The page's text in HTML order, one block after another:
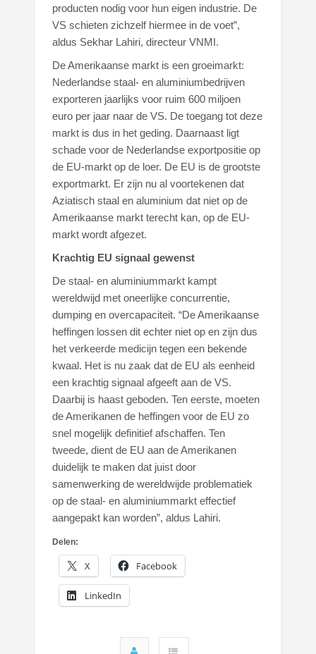
producten nodig voor hun eigen industrie. De
VS schieten zichzelf hiermee in de voet”,
aldus Sekhar Lahiri, directeur VNMI.
De Amerikaanse markt is een groeimarkt:
Nederlandse staal- en aluminiumbedrijven
exporteren jaarlijks voor ruim 600 miljoen
euro per jaar naar de VS. De toegang tot deze
markt is dus in het geding. Daarnaast ligt
schade voor de Nederlandse exportpositie op
de EU-markt op de loer. De EU is de grootste
exportmarkt. Er zijn nu al voortekenen dat
Aziatisch staal en aluminium dat niet op de
Amerikaanse markt terecht kan, op de EU-
markt wordt afgezet.
Krachtig EU signaal gewenst
De staal- en aluminiummarkt kampt
wereldwijd met oneerlijke concurrentie,
dumping en overcapaciteit. “De Amerikaanse
heffingen lossen dit echter niet op en zijn dus
het verkeerde medicijn tegen een bekende
kwaal. Het is nu zaak dat de EU als eenheid
een krachtig signaal afgeeft aan de VS.
Daarbij is haast geboden. Ten eerste, moeten
de Amerikanen de heffingen voor de EU zo
snel mogelijk definitief afschaffen. Ten
tweede, dient de EU aan de Amerikanen
duidelijk te maken dat juist door
samenwerking de wereldwijde problematiek
op de staal- en aluminiummarkt effectief
aangepakt kan worden”, aldus Lahiri.
Delen:
X Facebook
LinkedIn